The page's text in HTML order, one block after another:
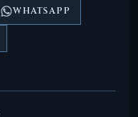
WHATSAPP